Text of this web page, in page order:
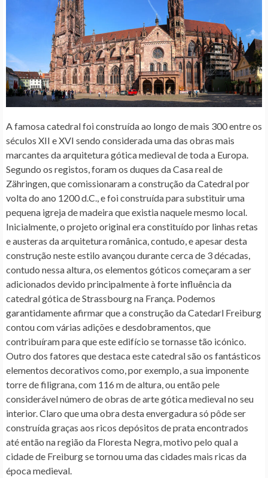
A famosa catedral foi construída ao longo de mais 300 entre os
séculos XII e XVI sendo considerada uma das obras mais
marcantes da arquitetura gótica medieval de toda a Europa.
Segundo os registos, foram os duques da Casa real de
Zähringen, que comissionaram a construção da Catedral por
volta do ano 1200 d.C., efoi construída para substituir uma
pequena igreja de madeira que existia naquele mesmo local.
Inicialmente, o projeto original era constituído por linhas retas
e austeras da arquitetura românica, contudo, e apesar desta
construção neste estilo avançou durante cerca de 3 décadas,
contudo nessa altura, os elementos góticos começaram a ser
adicionados devido principalmente à forte influência da
catedral gótica de Strassbourg na França. Podemos
garantidamente afirmar que aconstrução da Catedarl Freiburg
contou com várias adições e desdobramentos, que
contribuíram para que este edifício se tornasse tão icónico.
Outro dos fatores que destaca este catedral são os fantásticos
elementos decorativos como, por exemplo, a sua imponente
torre de filigrana, com 116 m de altura, ou então pele
considerável número de obras de arte gótica medieval no seu
interior. Claro queuma obra desta envergadura só pôde ser
construída graças aos ricos depósitos de prata encontrados
até então na região da Floresta Negra, motivo pelo qual a
cidade de Freiburg se tornou uma das cidades mais ricas da
época medieval.